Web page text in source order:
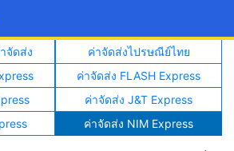
จัดส่ง
ค่าจัดส่งไปรษณีย์ไทย
ค่าจัดส่ง FLASH Express
ค่าจัดส่ง J&T Express
ค่าจัดส่ง NIM Express